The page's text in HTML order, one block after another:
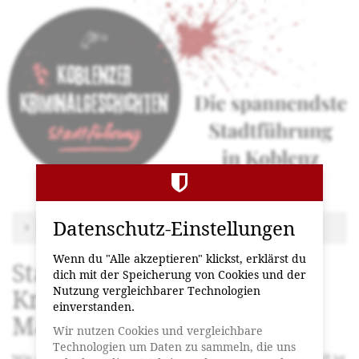
Haupt-
Inhalt
springen
Stadtführung
"Koblenzer
Kriminalgeschichten"
Zu anderem Termin wechseln
Stadtführung "Koblenzer
Kriminalgeschichten" mit
Markus
Datenschutz-Einstellungen
Wenn du "Alle akzeptieren" klickst, erklärst du
dich mit der Speicherung von Cookies und der
Nutzung vergleichbarer Technologien
einverstanden.
Wir nutzen Cookies und vergleichbare
Technologien um Daten zu sammeln, die uns